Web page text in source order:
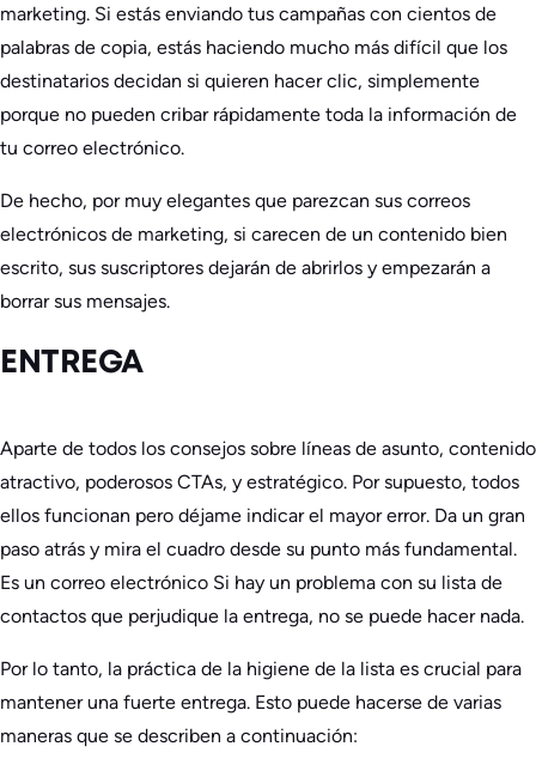
marketing. Si estás enviando tus campañas con cientos de
palabras de copia, estás haciendo mucho más difícil que los
destinatarios decidan si quieren hacer clic, simplemente
porque no pueden cribar rápidamente toda la información de
tu correo electrónico.
De hecho, por muy elegantes que parezcan sus correos
electrónicos de marketing, si carecen de un contenido bien
escrito, sus suscriptores dejarán de abrirlos y empezarán a
borrar sus mensajes.
ENTREGA
Aparte de todos los consejos sobre líneas de asunto, contenido
atractivo, poderosos CTAs, y estratégico. Por supuesto, todos
ellos funcionan pero déjame indicar el mayor error. Da un gran
paso atrás y mira el cuadro desde su punto más fundamental.
Es un correo electrónico Si hay un problema con su lista de
contactos que perjudique la entrega, no se puede hacer nada.
Por lo tanto, la práctica de la higiene de la lista es crucial para
mantener una fuerte entrega. Esto puede hacerse de varias
maneras que se describen a continuación: